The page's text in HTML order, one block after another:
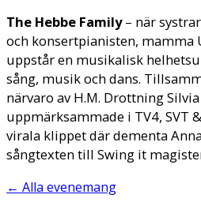
The Hebbe Family– när
och konsertpianisten, mamma
uppstår en musikalisk
sång, musik och dans.
närvaro av H.M. Drottning
uppmärksammade i TV4, SVT
virala klippet där dementa
sångtexten till Swing it
← Alla evenemang